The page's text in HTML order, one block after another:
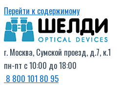
Перейти к содержимому
г. Москва, Сумской проезд, д.7, к.1
пн-пт с 10:00 до 18:00
8 800 101 80 95